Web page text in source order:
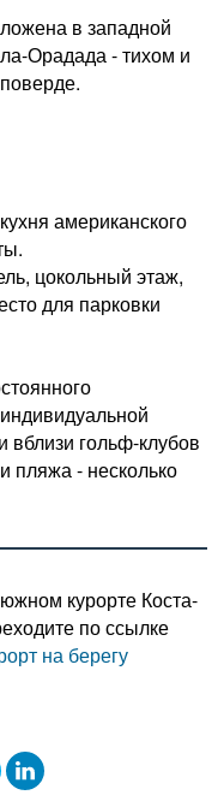
в западной
Орадада - тихом и
американского
цокольный этаж,
для парковки
вблизи гольф-клубов
пляжа - несколько
курорте Коста-
по ссылке
на берегу